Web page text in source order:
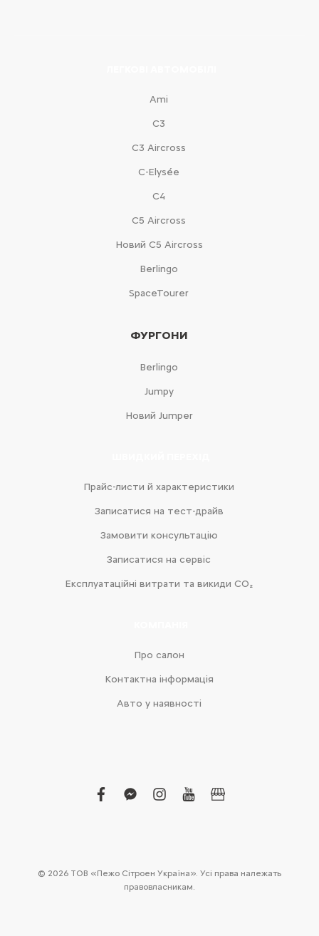
Ami
С3
С3 Aircross
C-Elysée
С4
С5 Aircross
Новий С5 Aircross
Berlingo
SpaceTourer
ФУРГОНИ
Berlingo
Jumpy
Новий Jumper
Прайс-листи й характеристики
Записатися на тест-драйв
Замовити консультацію
Записатися на сервіс
Експлуатаційні витрати та викиди CO₂
Про салон
Контактна інформація
Авто у наявності
facebook
facebook-
instagram
youtubebusiness
© 2026 ТОВ «Пежо Сітроен Україна». Усі права належать
правовласникам.